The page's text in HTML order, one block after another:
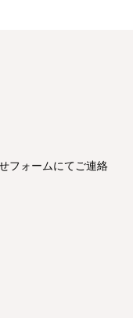
フォームにてご連絡